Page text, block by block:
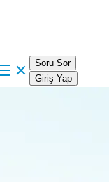
Soru Sor
Giriş Yap